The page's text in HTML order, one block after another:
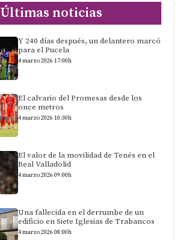
Últimas noticias
Y 240 días después, un delantero marcó
para el Pucela
4 marzo 2026 17:00h
El calvario del Promesas desde los
once metros
4 marzo 2026 10:30h
El valor de la movilidad de Tenés en el
Real Valladolid
4 marzo 2026 09:00h
Una fallecida en el derrumbe de un
edificio en Siete Iglesias de Trabancos
4 marzo 2026 08:00h